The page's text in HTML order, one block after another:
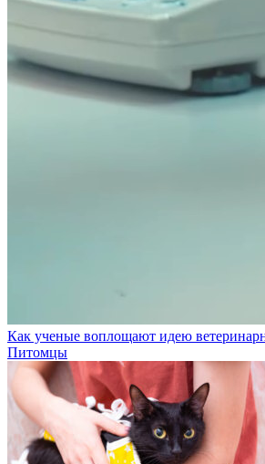
Как ученые воплощают идею
Питомцы